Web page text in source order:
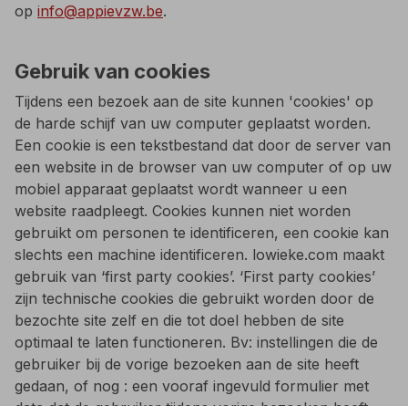
op info@appievzw.be.
Gebruik van cookies
Tijdens een bezoek aan de site kunnen 'cookies' op
de harde schijf van uw computer geplaatst worden.
Een cookie is een tekstbestand dat door de server van
een website in de browser van uw computer of op uw
mobiel apparaat geplaatst wordt wanneer u een
website raadpleegt. Cookies kunnen niet worden
gebruikt om personen te identificeren, een cookie kan
slechts een machine identificeren. lowieke.com maakt
gebruik van ‘first party cookies’. ‘First party cookies’
zijn technische cookies die gebruikt worden door de
bezochte site zelf en die tot doel hebben de site
optimaal te laten functioneren. Bv: instellingen die de
gebruiker bij de vorige bezoeken aan de site heeft
gedaan, of nog : een vooraf ingevuld formulier met